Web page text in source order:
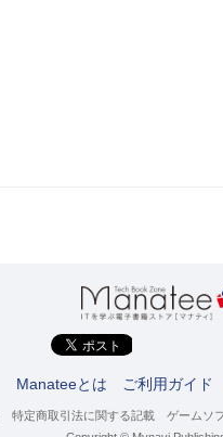
Manateeとは ご利用ガイド
特定商取引法に関する記載 ゲームソ